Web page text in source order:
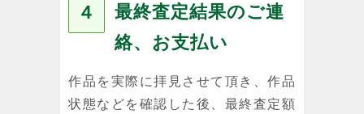
４
最終査定結果のご連
絡、お支払い
作品を実際に拝見させて頂き、作品
状態などを確認した後、最終査定額